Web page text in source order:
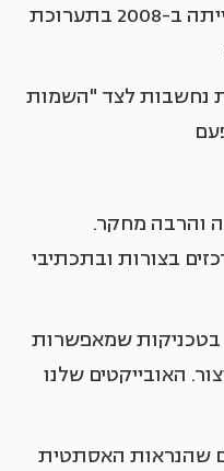
הופעת הבכורה שלך כמעצב הייתה ב-2008 בתערוכת
נחשבות לצד "השמות
והרבה מחקר.
בצורות ובתכתיבי
בטכניקות שמאפשרות
האובייקטים שלנו
שהנראות האסתטית